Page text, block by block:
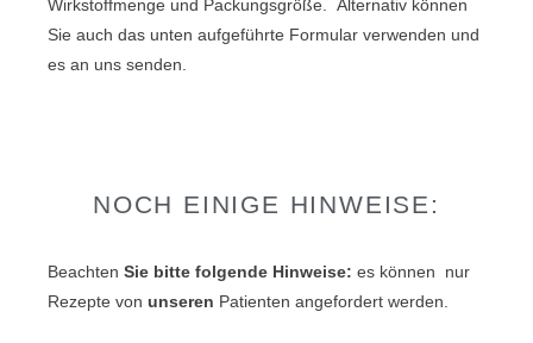
Wirkstoffmenge und Packungsgröße. Alternativ können
Sie auch das unten aufgeführte Formular verwenden und
es an uns senden.
NOCH EINIGE HINWEISE:
Beachten Sie bitte folgende Hinweise: es können nur
Rezepte von unseren Patienten angefordert werden.